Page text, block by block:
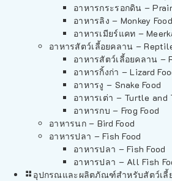
อาหารกระรอกดิน –
อาหารลิง – Monkey Food
อาหารเมียร์แคท –
อาหารสัตว์เลี้อยคลาน –
อาหารสัตว์เลี้อยคลาน –
อาหารกิ้งก่า – Lizard
อาหารงู – Snake Food
อาหารเต่า – Turtle and
อาหารกบ – Frog Food
อาหารนก – Bird Food
อาหารปลา – Fish Food
อาหารปลา – Fish Food
อาหารปลา – All Fish
อุปกรณและผลิตภัณฑ์สำหรับสัตว์เลี้